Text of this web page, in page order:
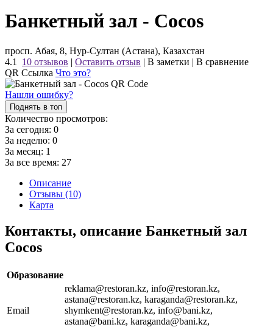
Банкетный зал - Cocos
просп. Абая, 8, Нур-Султан (Астана), Казахстан
4.1
10 отзывов | Оставить отзыв | В заметки | В сравнение
QR Ссылка Что это?
Нашли ошибку?
Поднять в топ
Количество просмотров:
За сегодня: 0
За неделю: 0
За месяц: 1
За все время: 27
Описание
Отзывы (10)
Карта
Контакты, описание Банкетный зал
Cocos
Образование
Email
reklama@restoran.kz, info@restoran.kz,
astana@restoran.kz, karaganda@restoran.kz,
shymkent@restoran.kz, info@bani.kz,
astana@bani.kz, karaganda@bani.kz,